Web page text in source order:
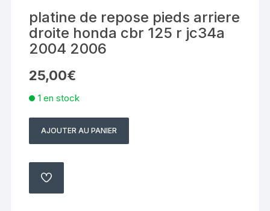
platine de repose pieds arriere
droite honda cbr 125 r jc34a
2004 2006
25,00€
1 en stock
quantité
platine
repose
AJOUTER AU PANIER
AJOUTER